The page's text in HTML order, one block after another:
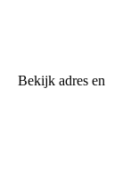
Bekijk adres en